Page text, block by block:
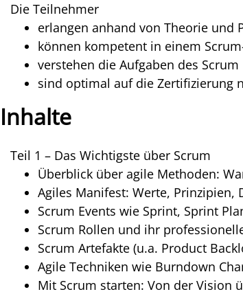
Die Teilnehmer
erlangen anhand von Theorie und
können kompetent in einem
verstehen die Aufgaben des
sind optimal auf die Zertifizierung
Inhalte
Teil 1 – Das Wichtigste über Scrum
Überblick über agile Methoden:
Agiles Manifest: Werte, Prinzipien,
Scrum Events wie Sprint, Sprint
Scrum Rollen und ihr
Scrum Artefakte (u.a. Product
Agile Techniken wie Burndown
Mit Scrum starten: Von der Vision